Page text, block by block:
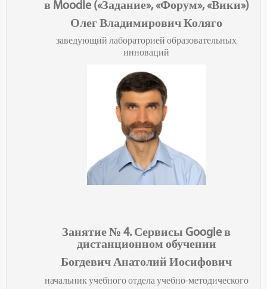
в Moodle(«Задание», «Форум», «Вики»)
Олег Владимирович Коляго
заведующий лабораторией образовательных
инноваций
Занятие № 4. Сервисы Googleв
дистанционном обучении
Богдевич Анатолий Иосифович
начальник учебного отдела учебно-методического